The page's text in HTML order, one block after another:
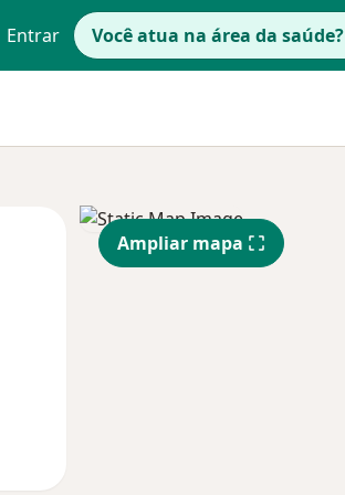
Entrar Você atua na área da saúde?
Qui,
13 Ago
Sex,
14 Ago
Ampliar mapa